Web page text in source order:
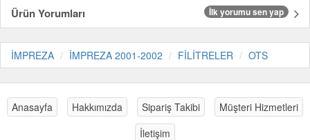
Ürün Yorumları
İlk yorumu sen yap
İMPREZA İMPREZA 2001-2002 FİLİTRELER OTS
Anasayfa Hakkımızda Sipariş Takibi
Müşteri Hizmetleri
İletişim